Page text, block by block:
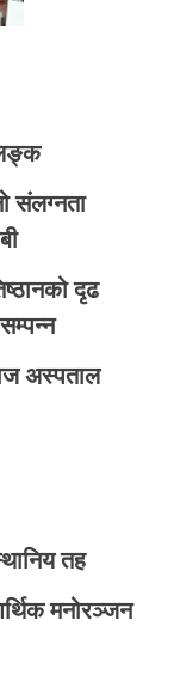
संलग्नता
दृढ
अस्पताल
तह
मनोरञ्जन